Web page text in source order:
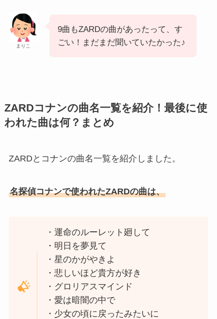
まりこ
9曲もZARDの曲があったって、す
ごい！まだまだ聞いていたかった♪
ZARDコナンの曲名一覧を紹介！最後に使
われた曲は何？まとめ
ZARDとコナンの曲名一覧を紹介しました。
名探偵コナンで使われたZARDの曲は、
・運命のルーレット廻して
・明日を夢見て
・星のかがやきよ
・悲しいほど貴方が好き
・グロリアスマインド
・愛は暗闇の中で
・少女の頃に戻ったみたいに